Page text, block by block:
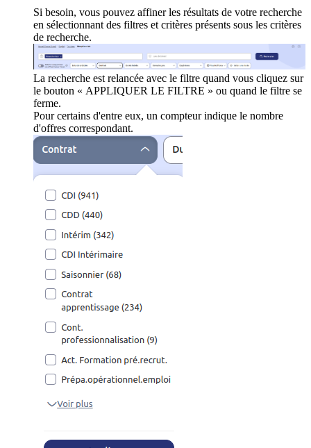
Si besoin, vous pouvez affiner les résultats de votre recherche
en sélectionnant des filtres et critères présents sous les critères
de recherche.
La recherche est relancée avec le filtre quand vous cliquez sur
le bouton « APPLIQUER LE FILTRE » ou quand le filtre se
ferme.
Pour certains d'entre eux, un compteur indique le nombre
d'offres correspondant.